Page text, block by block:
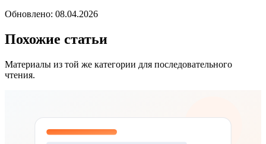
Обновлено: 08.04.2026
Похожие статьи
Материалы из той же категории для последовательного
чтения.